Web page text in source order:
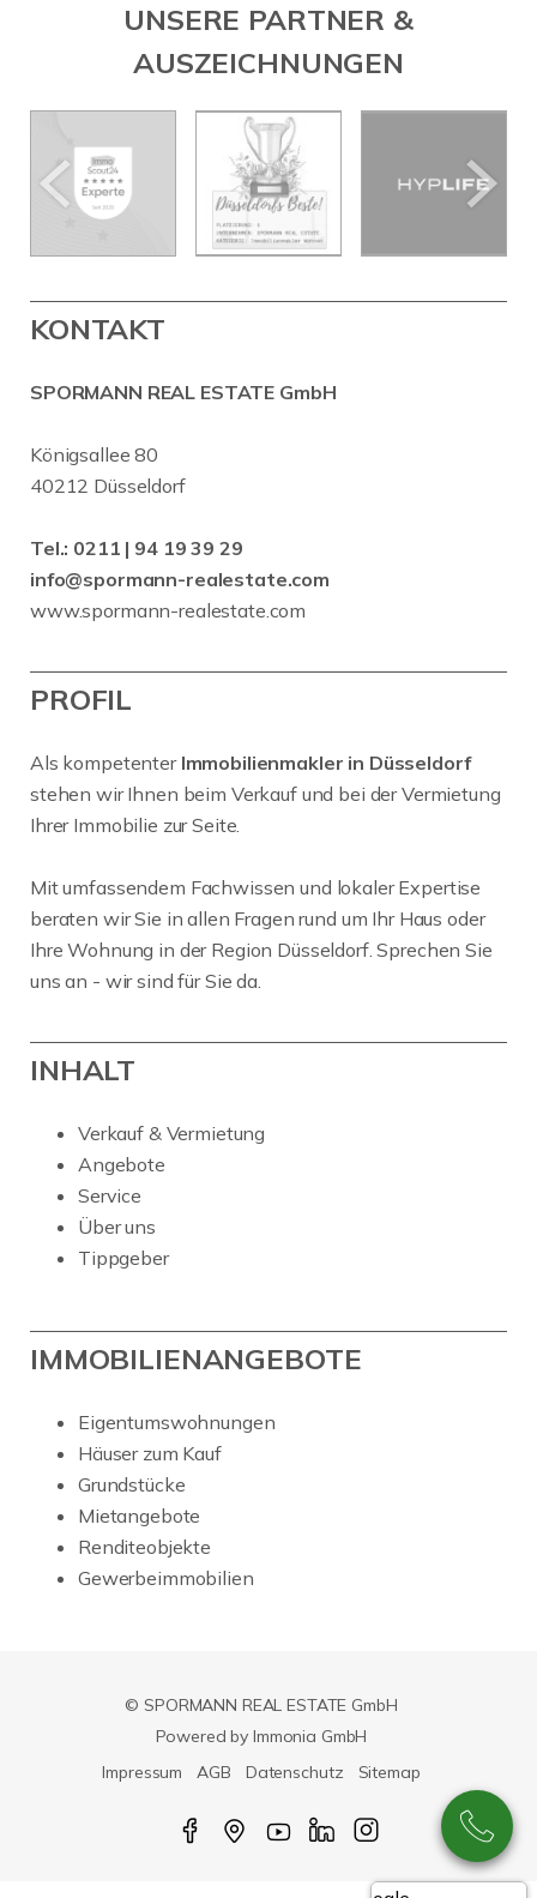
UNSERE PARTNER &
AUSZEICHNUNGEN
KONTAKT
SPORMANN REAL ESTATE GmbH
Königsallee 80
40212 Düsseldorf
Tel.: 0211 | 94 19 39 29
info@spormann-realestate.com
www.spormann-realestate.com
PROFIL
Als kompetenter Immobilienmakler in Düsseldorf
stehen wir Ihnen beim Verkauf und bei der Vermietung
Ihrer Immobilie zur Seite.
Mit umfassendem Fachwissen und lokaler Expertise
beraten wir Sie in allen Fragen rund um Ihr Haus oder
Ihre Wohnung in der Region Düsseldorf. Sprechen Sie
uns an - wir sind für Sie da.
INHALT
Verkauf & Vermietung
Angebote
Service
Über uns
Tippgeber
IMMOBILIENANGEBOTE
Eigentumswohnungen
Häuser zum Kauf
Grundstücke
Mietangebote
Renditeobjekte
Gewerbeimmobilien
© SPORMANN REAL ESTATE GmbH
Powered by Immonia GmbH
Impressum
AGB Datenschutz Sitemap